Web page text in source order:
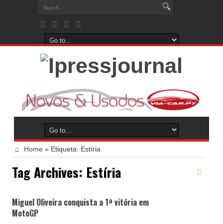
Home » Etiqueta: Estíria
Tag Archives: Estíria
Miguel Oliveira conquista a 1ª vitória em
MotoGP